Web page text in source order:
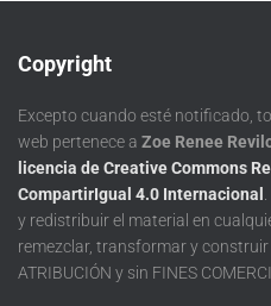
Copyright
Excepto cuando esté notificado,
web pertenece a Zoe Renee
licencia de Creative Commons
CompartirIgual 4.0 Internacional
y redistribuir el material en
remezclar, transformar y
ATRIBUCIÓN y sin FINES